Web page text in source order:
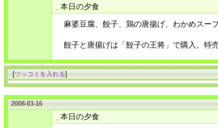
本日の夕食
麻婆豆腐、餃子、鶏の唐揚げ、わかめスー
餃子と唐揚げは「餃子の王将」で購入。特
[ツッコミを入れる]
2008-03-16
本日の夕食